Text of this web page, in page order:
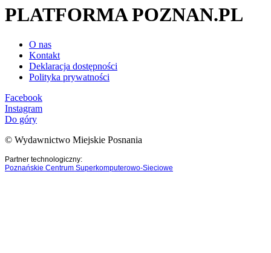
PLATFORMA POZNAN.PL
O nas
Kontakt
Deklaracja dostępności
Polityka prywatności
Facebook
Instagram
Do góry
© Wydawnictwo Miejskie Posnania
Partner technologiczny:
Poznańskie Centrum Superkomputerowo-Sieciowe